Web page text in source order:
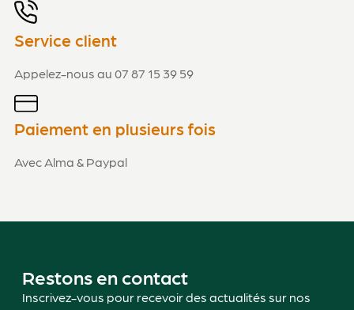
Service client
Appelez-nous au 07 87 15 39 59
Paiement en plusieurs fois
Avec Alma & Paypal
Restons en contact
Inscrivez-vous pour recevoir des actualités sur nos